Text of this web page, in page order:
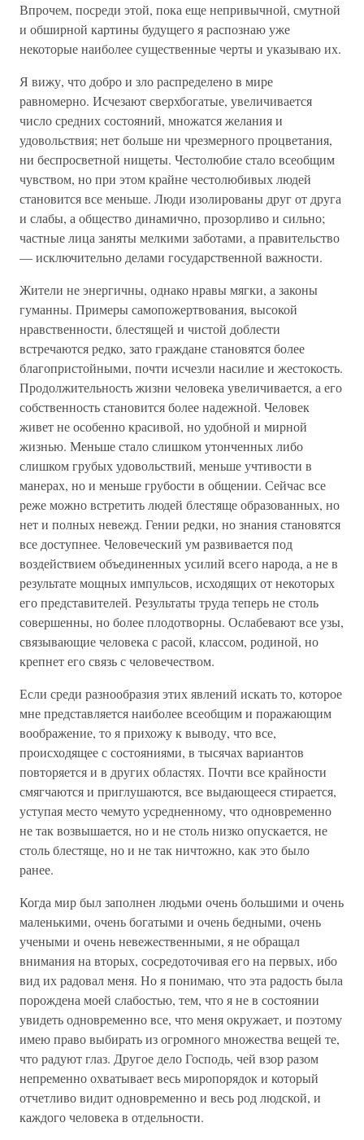
Впрочем, посреди этой, пока еще непривычной, смутной
и обширной картины будущего я распознаю уже
некоторые наиболее существенные черты и указываю их.
Я вижу, что добро и зло распределено в мире
равномерно. Исчезают сверхбогатые, увеличивается
число средних состояний, множатся желания и
удовольствия; нет больше ни чрезмерного процветания,
ни беспросветной нищеты. Честолюбие стало всеобщим
чувством, но при этом крайне честолюбивых людей
становится все меньше. Люди изолированы друг от друга
и слабы, а общество динамично, прозорливо и сильно;
частные лица заняты мелкими заботами, а правительство
— исключительно делами государственной важности.
Жители не энергичны, однако нравы мягки, а законы
гуманны. Примеры самопожертвования, высокой
нравственности, блестящей и чистой доблести
встречаются редко, зато граждане становятся более
благопристойными, почти исчезли насилие и жестокость.
Продолжительность жизни человека увеличивается, а его
собственность становится более надежной. Человек
живет не особенно красивой, но удобной и мирной
жизнью. Меньше стало слишком утонченных либо
слишком грубых удовольствий, меньше учтивости в
манерах, но и меньше грубости в общении. Сейчас все
реже можно встретить людей блестяще образованных, но
нет и полных невежд. Гении редки, но знания становятся
все доступнее. Человеческий ум развивается под
воздействием объединенных усилий всего народа, а не в
результате мощных импульсов, исходящих от некоторых
его представителей. Результаты труда теперь не столь
совершенны, но более плодотворны. Ослабевают все узы,
связывающие человека с расой, классом, родиной, но
крепнет его связь с человечеством.
Если среди разнообразия этих явлений искать то, которое
мне представляется наиболее всеобщим и поражающим
воображение, то я прихожу к выводу, что все,
происходящее с состояниями, в тысячах вариантов
повторяется и в других областях. Почти все крайности
смягчаются и приглушаются, все выдающееся стирается,
уступая место чемуто усредненному, что одновременно
не так возвышается, но и не столь низко опускается, не
столь блестяще, но и не так ничтожно, как это было
ранее.
Когда мир был заполнен людьми очень большими и очень
маленькими, очень богатыми и очень бедными, очень
учеными и очень невежественными, я не обращал
внимания на вторых, сосредоточивая его на первых, ибо
вид их радовал меня. Но я понимаю, что эта радость была
порождена моей слабостью, тем, что я не в состоянии
увидеть одновременно все, что меня окружает, и поэтому
имею право выбирать из огромного множества вещей те,
что радуют глаз. Другое дело Господь, чей взор разом
непременно охватывает весь миропорядок и который
отчетливо видит одновременно и весь род людской, и
каждого человека в отдельности.